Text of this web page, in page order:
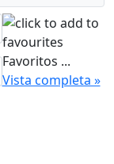
Favoritos ...
Vista completa »